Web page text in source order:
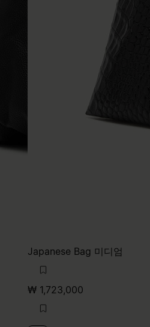
Japanese Bag 미디엄
₩ 1,723,000